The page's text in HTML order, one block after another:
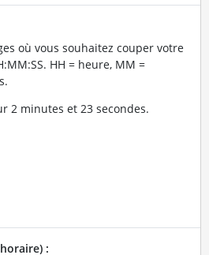
où vous souhaitez couper votre
HH = heure, MM =
2 minutes et 23 secondes.
: